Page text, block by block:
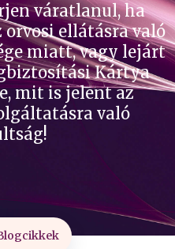
váratlanul, ha
ellátásra való
miatt, vagy lejárt
Kártya
mit is jelent az
való